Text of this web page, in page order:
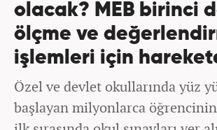
olacak? MEB birinci
ölçme ve
işlemleri için
Özel ve devlet okullarında yüz
başlayan milyonlarca